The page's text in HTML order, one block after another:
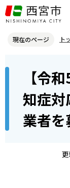
こ
の
ジ
す
現在のページ ト
整備事業者の募集
【令和5年7月31日
ます
ら
【令
知症
業者を